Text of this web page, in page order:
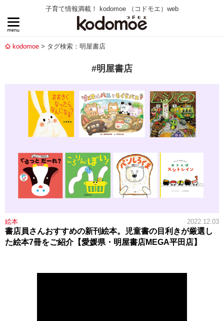
子育て情報満載！ kodomoe （コドモエ）web
kodomoe タグ検索：明屋書店
#明屋書店
絵本 2022.12.03
書店員さんおすすめの新刊絵本。児童書の目利きが厳選し
た絵本7冊をご紹介【愛媛県・明屋書店MEGA平田店】